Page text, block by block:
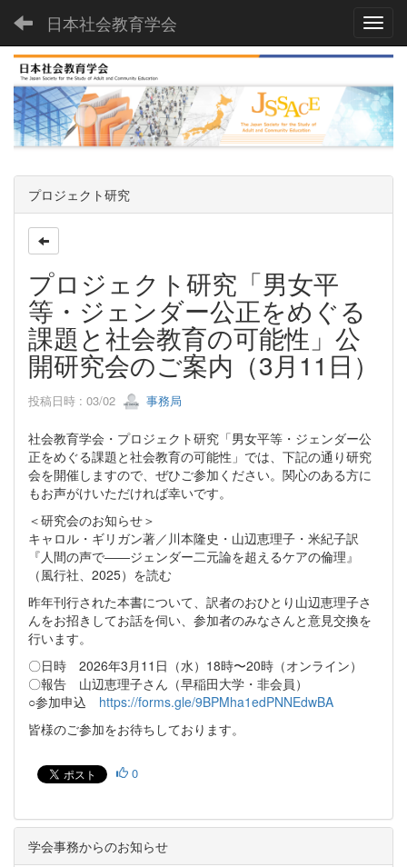
日本社会教育学会
プロジェクト研究
プロジェクト研究「男女平
等・ジェンダー公正をめぐる
課題と社会教育の可能性」公
開研究会のご案内（3月11日）
投稿日時 : 03/02 事務局
社会教育学会・プロジェクト研究「男女平等・ジェンダー公
正をめぐる課題と社会教育の可能性」では、下記の通り研究
会を開催しますので、ぜひご参加ください。関心のある方に
もお声がけいただければ幸いです。
＜研究会のお知らせ＞
キャロル・ギリガン著／川本隆史・山辺恵理子・米紀子訳
『人間の声で――ジェンダー二元論を超えるケアの倫理』
（風行社、2025）を読む
昨年刊行された本書について、訳者のおひとり山辺恵理子さ
んをお招きしてお話を伺い、参加者のみなさんと意見交換を
行います。
〇日時 2026年3月11日（水）18時〜20時（オンライン）
〇報告 山辺恵理子さん（早稲田大学・非会員）
○参加申込 https://forms.gle/9BPMha1edPNNEdwBA
皆様のご参加をお待ちしております。
0
学会事務からのお知らせ